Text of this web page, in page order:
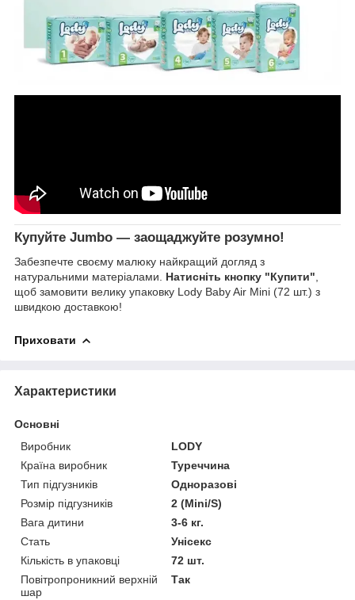
Купуйте Jumbo — заощаджуйте розумно!
Забезпечте своєму малюку найкращий догляд з
натуральними матеріалами. Натисніть кнопку "Купити"
щоб замовити велику упаковку Lody Baby Air Mini (72 шт.) з
швидкою доставкою!
Приховати
Характеристики
Основні
Виробник
LODY
Країна виробник
Туреччина
Тип підгузників
Одноразові
Розмір підгузників
2 (Mini/S)
Вага дитини
3-6 кг.
Стать
Унісекс
Кількість в упаковці
72 шт.
Повітропроникний верхній
шар
Так